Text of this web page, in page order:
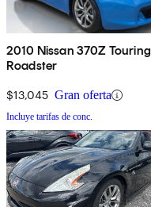
2010 Nissan 370Z Touring
Roadster
$13,045 Gran oferta
Incluye tarifas de conc.